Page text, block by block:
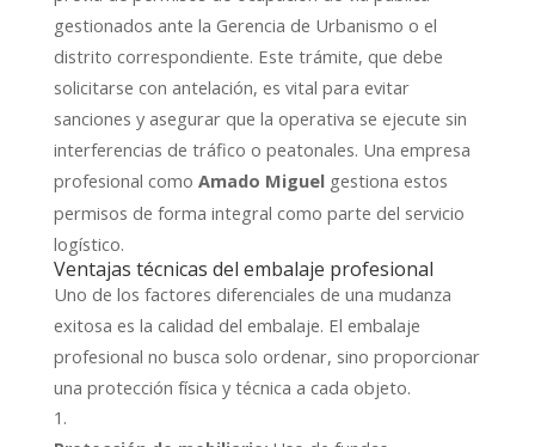
gestionados ante la Gerencia de Urbanismo o el
distrito correspondiente. Este trámite, que debe
solicitarse con antelación, es vital para evitar
sanciones y asegurar que la operativa se ejecute sin
interferencias de tráfico o peatonales. Una empresa
profesional como Amado Miguelgestiona estos
permisos de forma integral como parte del servicio
logístico.
Ventajas técnicas del embalaje profesional
Uno de los factores diferenciales de una mudanza
exitosa es la calidad del embalaje. El embalaje
profesional no busca solo ordenar, sino proporcionar
una protección física y técnica a cada objeto.